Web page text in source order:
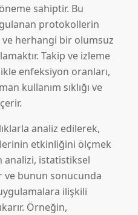
sahiptir. Bu
protokollerin
herhangi bir olumsuz
Takip ve izleme
enfeksiyon oranları,
kullanım sıklığı ve
analiz edilerek,
etkinliğini ölçmek
analizi, istatistiksel
bunun sonucunda
ilişkili
Örneğin,